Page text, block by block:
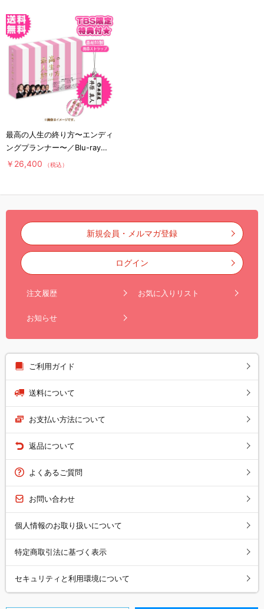
最高の人生の終り方〜エンディ
ングプランナー〜／Blu-ray
BOX（送料無料）
￥26,400 （税込）
新規会員・メルマガ登録
ログイン
注文履歴 お気に入りリスト
お知らせ
ご利用ガイド
送料について
お支払い方法について
返品について
よくあるご質問
お問い合わせ
個人情報のお取り扱いについて
特定商取引法に基づく表示
セキュリティと利用環境について